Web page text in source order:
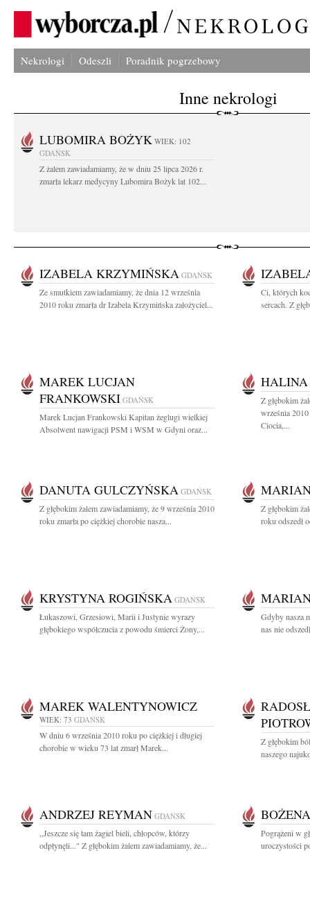
Nekrologi Odeszli Poradnik pogrzebowy
Inne nekrologi
LUBOMIRA BOŻYK WIEK: 102
GDAŃSK
Z żalem zawiadamiamy, że w dniu 25 lipca 2026 r.
zmarła lekarz medycyny Lubomira Bożyk lat 102...
IZABELA KRZYMIŃSKA GDAŃSK
Ze smutkiem zawiadamiamy, że dnia 12 września
2010 roku zmarła dr Izabela Krzymińska założyciel...
Ci, których
sercach. Z
MAREK LUCJAN
FRANKOWSKI GDAŃSK
Marek Lucjan Frankowski Kapitan żeglugi wielkiej
Absolwent nawigacji PSM i WSM w Gdyni oraz...
HALINA
Z głębokim
września 2010
Ciocia,...
DANUTA GULCZYŃSKA GDAŃSK
Z głębokim żalem zawiadamiamy, że 9 września 2010
roku zmarła po ciężkiej chorobie nasza...
Z głębokim
roku odszedł
KRYSTYNA ROGIŃSKA GDAŃSK
Łukaszowi, Grzesiowi, Marii i Justynie wyrazy
głębokiego współczucia z powodu śmierci Żony,...
Gdyby nasza
nas nie
MAREK WALENTYNOWICZ
WIEK: 73 GDAŃSK
W dniu 6 września 2010 roku po ciężkiej i długiej
chorobie w wieku 73 lat zmarł Marek...
Z głębokim
naszego
ANDRZEJ REYMAN GDAŃSK
,,Jeszcze się tam żagiel bieli, chłopców, którzy
odpłynęli..." Z głębokim żalem zawiadamiamy, że...
Pogrążeni w
uroczystości